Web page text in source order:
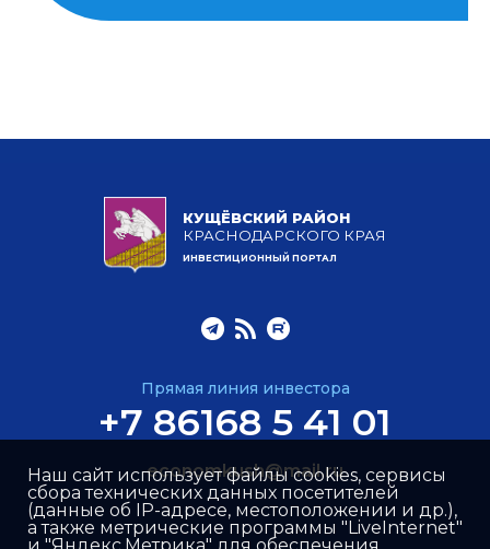
КУЩЁВСКИЙ РАЙОН
КРАСНОДАРСКОГО КРАЯ
ИНВЕСТИЦИОННЫЙ ПОРТАЛ
Прямая линия инвестора
+7 86168 5 41 01
economkush@mail.ru
Наш сайт использует файлы cookies, сервисы
сбора технических данных посетителей
(данные об IP-адресе, местоположении и др.),
а также метрические программы "LiveInternet"